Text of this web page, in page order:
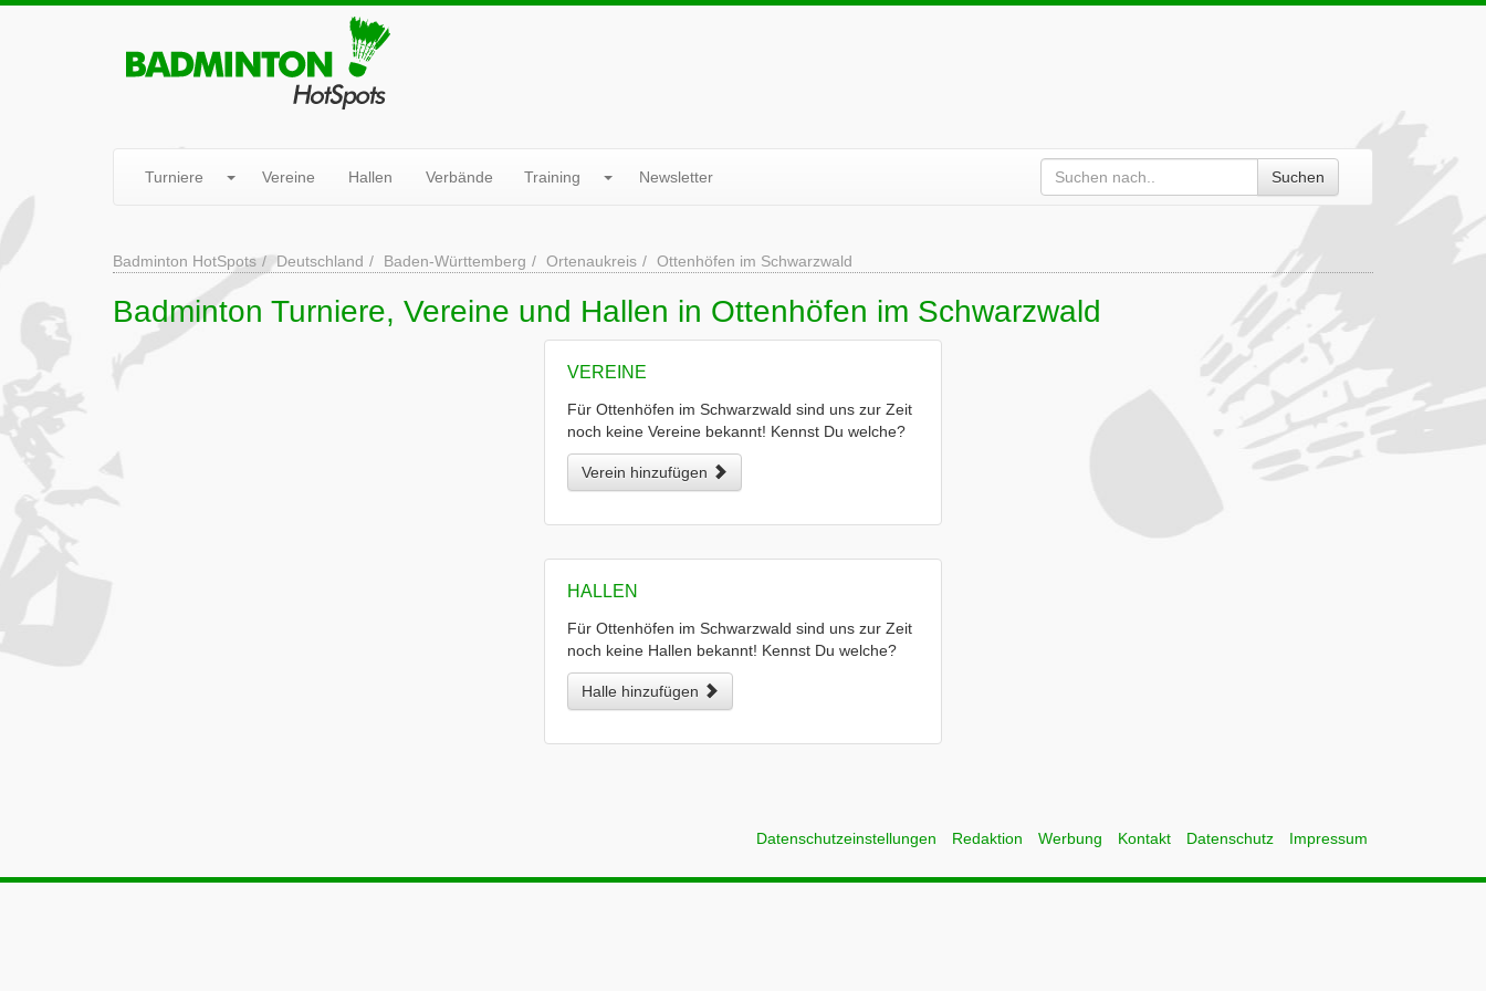
Turniere Vereine Hallen Verbände Training Newsletter Suchen
Badminton HotSpots Deutschland Baden-Württemberg Ortenaukreis Ottenhöfen im Schwarzwald
Badminton Turniere, Vereine und Hallen in Ottenhöfen im Schwarzwald
VEREINE
Für Ottenhöfen im Schwarzwald sind uns zur Zeit
noch keine Vereine bekannt! Kennst Du welche?
Verein hinzufügen
HALLEN
Für Ottenhöfen im Schwarzwald sind uns zur Zeit
noch keine Hallen bekannt! Kennst Du welche?
Halle hinzufügen
Datenschutzeinstellungen Redaktion Werbung Kontakt Datenschutz Impressum